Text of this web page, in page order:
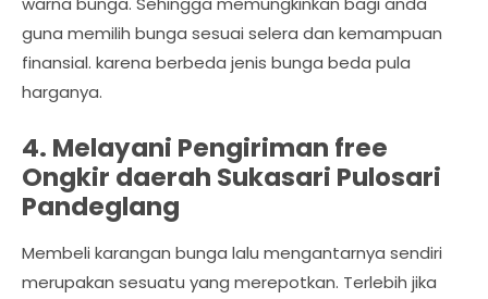
guna memilih bunga sesuai selera dan kemampuan
finansial. karena berbeda jenis bunga beda pula
harganya.
4. Melayani Pengiriman free
Ongkir daerah Sukasari Pulosari
Pandeglang
Membeli karangan bunga lalu mengantarnya sendiri
merupakan sesuatu yang merepotkan. Terlebih jika